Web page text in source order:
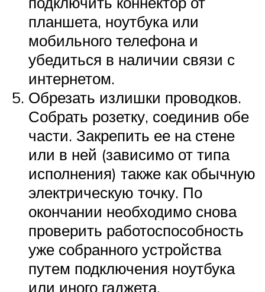
планшета, ноутбука или
мобильного телефона и
убедиться в наличии связи с
интернетом.
Обрезать излишки проводков.
Собрать розетку, соединив обе
части. Закрепить ее на стене
или в ней (зависимо от типа
исполнения) также как обычную
электрическую точку. По
окончании необходимо снова
проверить работоспособность
уже собранного устройства
путем подключения ноутбука
или иного гаджета.